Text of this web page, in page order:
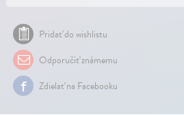
Pridať do wishlistu
Odporučiť známemu
Zdielať na Facebooku